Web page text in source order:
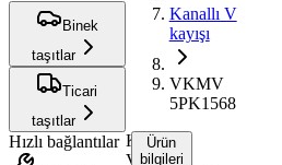
Binek
taşıtlar
Ticari
taşıtlar
Hızlı bağlantılar
Kanallı V
kayışı
VKMV
5PK1568
Kanallı
V
Ürün
bilgileri